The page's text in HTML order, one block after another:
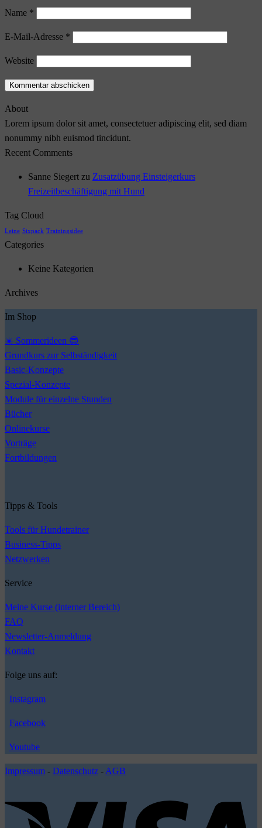
Name *
E-Mail-Adresse *
Website
About
Lorem ipsum dolor sit amet, consectetuer adipiscing elit, sed diam
nonummy nibh euismod tincidunt.
Recent Comments
Sanne Siegert zu Zusatzübung Einsteigerkurs
Freizeitbeschäftigung mit Hund
Tag Cloud
Leine Sixpack Trainingsidee
Categories
Keine Kategorien
Archives
Im Shop
☀️ Sommerideen 😎
Grundkurs zur Selbständigkeit
Basic-Konzepte
Spezial-Konzepte
Module für einzelne Stunden
Bücher
Onlinekurse
Vorträge
Fortbildungen
Tipps & Tools
Tools für Hundetrainer
Business-Tipps
Netzwerken
Service
Meine Kurse (interner Bereich)
FAQ
Newsletter-Anmeldung
Kontakt
Folge uns auf:
Instagram
Facebook
Youtube
Impressum - Datenschutz -AGB